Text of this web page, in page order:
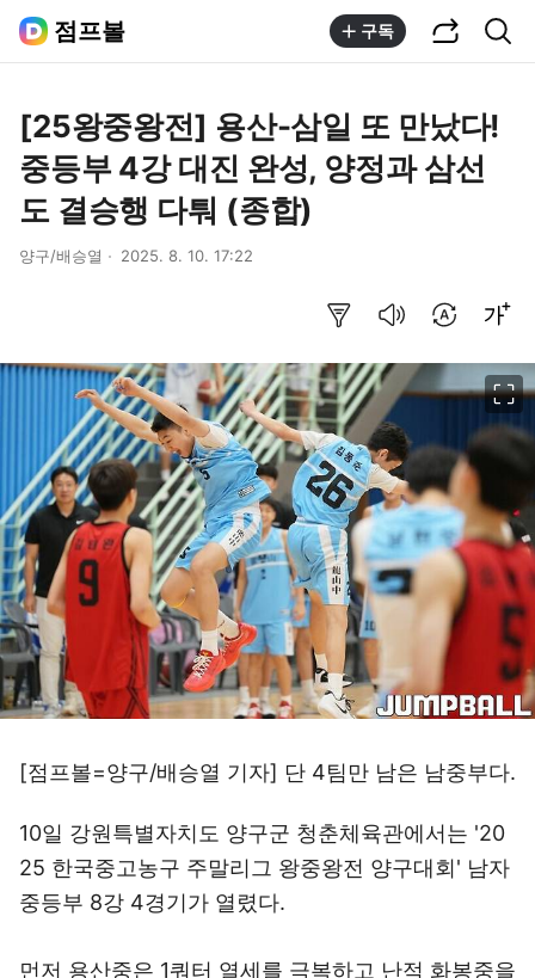
점프볼 구독
[25왕중왕전] 용산-삼일 또 만났다!
중등부 4강 대진 완성, 양정과 삼선
도 결승행 다퉈 (종합)
양구/배승열 2025. 8. 10. 17:22
[점프볼=양구/배승열 기자] 단 4팀만 남은 남중부다.
10일 강원특별자치도 양구군 청춘체육관에서는 '20
25 한국중고농구 주말리그 왕중왕전 양구대회' 남자
중등부 8강 4경기가 열렸다.
먼저 용산중은 1쿼터 열세를 극복하고 난적 화봉중을